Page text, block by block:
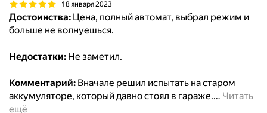
18 января 2023
Достоинства: Цена, полный автомат, выбрал режим и
больше не волнуешься.
Недостатки: Не заметил.
Комментарий: Вначале решил испытать на старом
аккумуляторе, который давно стоял в гараже.… Читать
ещё